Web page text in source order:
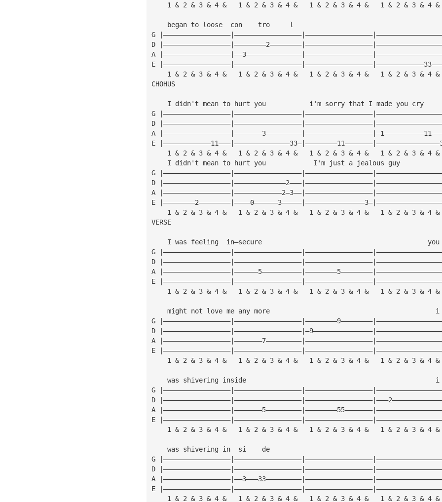
    1 & 2 & 3 & 4 &   1 & 2 & 3 & 4 &   1 & 2 & 3 & 4 &   1 & 2 & 3 & 4 &
    began to loose  con    tro     l
G
D
A
E
    1 & 2 & 3 & 4 &   1 & 2 & 3 & 4 &   1 & 2 & 3 & 4 &   1 & 2 & 3 & 4 &
CHOHUS
    I didn't mean to hurt you           i'm sorry that I made you cry
G
D
A
E
    1 & 2 & 3 & 4 &   1 & 2 & 3 & 4 &   1 & 2 & 3 & 4 &   1 & 2 & 3 & 4 &
    I didn't mean to hurt you            I'm just a jealous guy
G
D
A
E
    1 & 2 & 3 & 4 &   1 & 2 & 3 & 4 &   1 & 2 & 3 & 4 &   1 & 2 & 3 & 4 &
VERSE
    I was feeling  in—secure                                          you
G
D
A
E
    1 & 2 & 3 & 4 &   1 & 2 & 3 & 4 &   1 & 2 & 3 & 4 &   1 & 2 & 3 & 4 &
    might not love me any more                                          i
G
D
A
E
    1 & 2 & 3 & 4 &   1 & 2 & 3 & 4 &   1 & 2 & 3 & 4 &   1 & 2 & 3 & 4 &
    was shivering inside                                                i
G
D
A
E
    1 & 2 & 3 & 4 &   1 & 2 & 3 & 4 &   1 & 2 & 3 & 4 &   1 & 2 & 3 & 4 &
    was shivering in  si    de
G
D
A
E
    1 & 2 & 3 & 4 &   1 & 2 & 3 & 4 &   1 & 2 & 3 & 4 &   1 & 2 & 3 & 4 &